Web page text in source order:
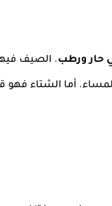
حار ورطب. الصيف
أما الشتاء